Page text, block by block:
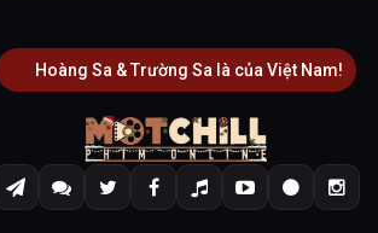
Hoàng Sa & Trường Sa là của Việt Nam!